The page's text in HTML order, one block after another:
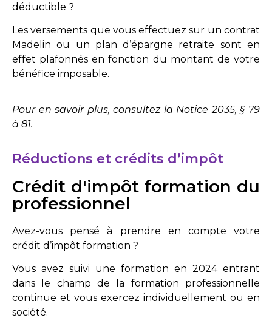
déductible ?
Les versements que vous effectuez sur un contrat
Madelin ou un plan d’épargne retraite sont en
effet plafonnés en fonction du montant de votre
bénéfice imposable.
Pour en savoir plus, consultez la Notice 2035, § 79
à 81.
Réductions et crédits d’impôt
Crédit d'impôt formation du
professionnel
Avez-vous pensé à prendre en compte votre
crédit d’impôt formation ?
Vous avez suivi une formation en 2024 entrant
dans le champ de la formation professionnelle
continue et vous exercez individuellement ou en
société.